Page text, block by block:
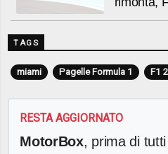
TAGS
miami Pagelle Formula 1 F1
RESTA AGGIORNATO
MotorBox, prima di